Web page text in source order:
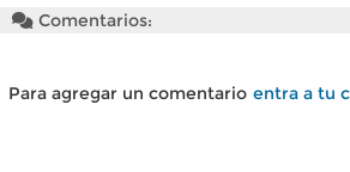
Comentarios:
Para agregar un comentario entra a tu